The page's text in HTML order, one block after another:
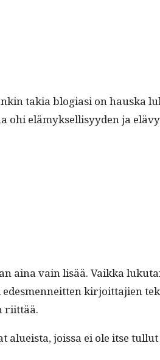
takia blo­giasi on haus­ka
elämyk­sel­lisyy­den ja
aina vain lisää. Vaik­ka
kir­joit­ta­jien
riittää.
jois­sa ei ole itse